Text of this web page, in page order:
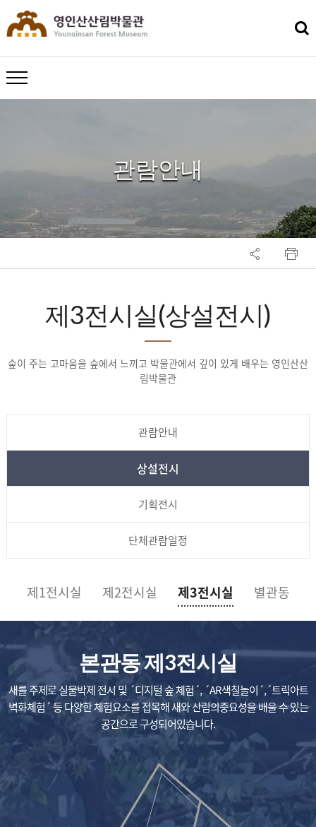
메뉴 열기
관람안내
제3전시실(상설전시)
숲이 주는 고마움을 숲에서 느끼고 박물관에서 깊이 있게 배우는 영인산산
림박물관
관람안내
상설전시
기획전시
단체관람일정
제1전시실 제2전시실 제3전시실 별관동
본관동 제3전시실
새를 주제로 실물박제 전시 및 ´디지털 숲 체험´, ´AR색칠놀이´,´트릭아트
벽화체험´ 등 다양한 체험요소를 접목해 새와 산림의중요성을 배울 수 있는
공간으로 구성되어있습니다.